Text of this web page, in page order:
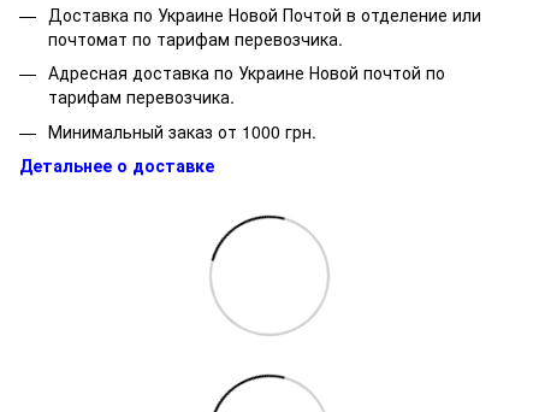
Доставка по Украине Новой Почтой в отделение или
почтомат по тарифам перевозчика.
Адресная доставка по Украине Новой почтой по
тарифам перевозчика.
Минимальный заказ от 1000 грн.
Детальнее о доставке